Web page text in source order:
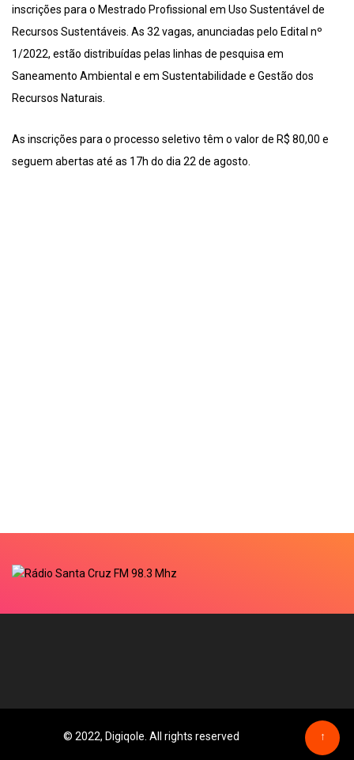
inscrições para o Mestrado Profissional em Uso Sustentável de
Recursos Sustentáveis. As 32 vagas, anunciadas pelo Edital nº
1/2022, estão distribuídas pelas linhas de pesquisa em
Saneamento Ambiental e em Sustentabilidade e Gestão dos
Recursos Naturais.
As inscrições para o processo seletivo têm o valor de R$ 80,00 e
seguem abertas até as 17h do dia 22 de agosto.
© 2022, Digiqole. All rights reserved ↑